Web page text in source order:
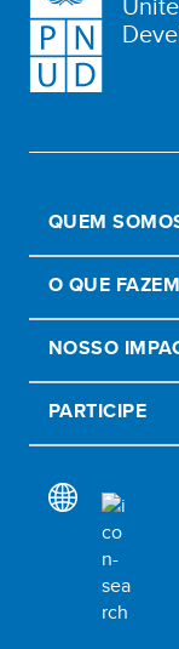
QUEM
O QUE
NOSSO
PARTICIPE